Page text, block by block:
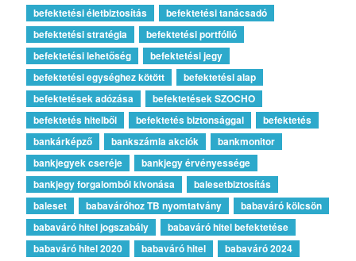
befektetési életbiztosítás
befektetési tanácsadó
befektetési stratégia
befektetési portfólió
befektetési lehetőség
befektetési jegy
befektetési egységhez kötött
befektetési alap
befektetések adózása
befektetések SZOCHO
befektetés hitelből
befektetés biztonsággal
befektetés
bankárképző
bankszámla akciók
bankmonitor
bankjegyek cseréje
bankjegy érvényessége
bankjegy forgalomból kivonása
balesetbiztosítás
baleset
babaváróhoz TB nyomtatvány
babaváró kölcsön
babaváró hitel jogszabály
babaváró hitel befektetése
babaváró hitel 2020
babaváró hitel
babaváró 2024